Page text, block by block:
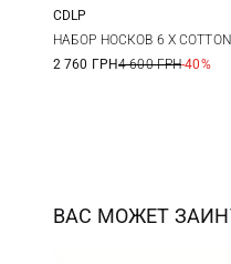
36/38 39/41
CDLP
НАБОР НОСКОВ 6 X COTTON
2 760 ГРН4 600 ГРН-40%
ВАС МОЖЕТ